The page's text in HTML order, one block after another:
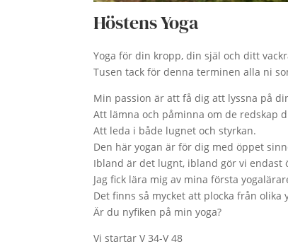
Höstens Yoga
Yoga för din kropp, din själ och ditt
Tusen tack för denna terminen alla ni
Min passion är att få dig att lyssna på
Att lämna och påminna om de redskap
Att leda i både lugnet och styrkan.
Den här yogan är för dig med öppet
Ibland är det lugnt, ibland gör vi endast
Jag fick lära mig av mina första
Det finns så mycket att plocka från
Är du nyfiken på min yoga?
Vi startar V 34-V 48